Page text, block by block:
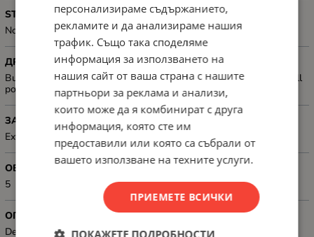
STACKABLE
No
ДРУГИ
Built-in D-Link Green Technology; Auto MDI/MDIX crossover for all
ports
ЗАХРАНВАНЕ
External Power Adapter (5V/1A)
ОБЩ БРОЙ ПОРТОВЕ
5
ОПЦИЯ ЗА МОНТАЖ
Desktop
персонализираме съдържанието,
рекламите и да анализираме нашия
трафик. Също така споделяме
информация за използването на
нашия сайт от ваша страна с нашите
партньори за реклама и анализи,
които може да я комбинират с друга
информация, която сте им
предоставили или която са събрали от
вашето използване на техните услуги.
ПРИЕМЕТЕ ВСИЧКИ
ПОКАЖЕТЕ ПОДРОБНОСТИ